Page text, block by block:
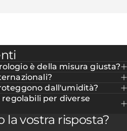
è della misura giusta?
dall'umidità?
per diverse
la vostra risposta?